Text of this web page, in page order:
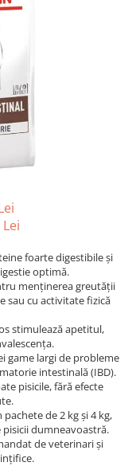
Lei
foarte digestibile și
optimă.
menținerea greutății
sau cu activitate fizică
stimulează apetitul,
game largi de probleme
intestinală (IBD).
pisicile, fără efecte
pachete de 2 kg și 4 kg,
dumneavoastră.
de veterinari și